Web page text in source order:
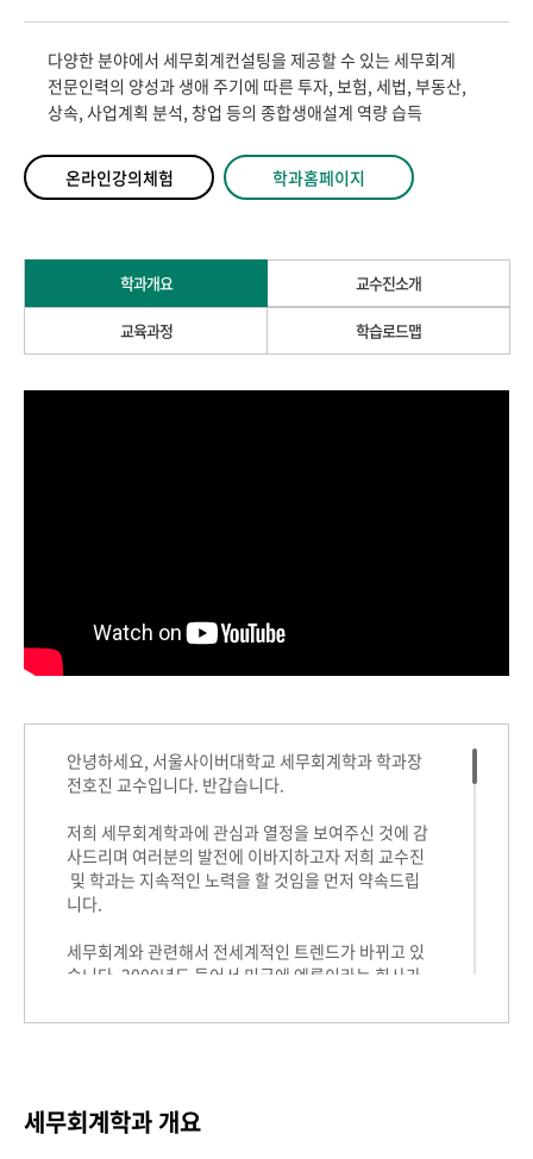
다양한 분야에서 세무회계컨설팅을 제공할 수 있는 세무회계
전문인력의 양성과 생애 주기에 따른 투자, 보험, 세법, 부동산,
상속, 사업계획 분석, 창업 등의 종합생애설계 역량 습득
온라인강의체험 학과홈페이지
학과개요 교수진소개
교육과정 학습로드맵
세무회계학과 개요